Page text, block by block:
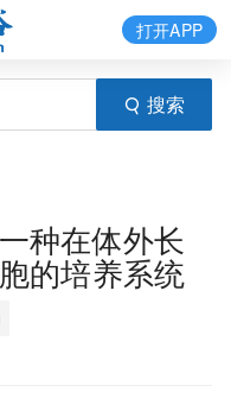
搜索
打开APP
种在体外长
的培养系统